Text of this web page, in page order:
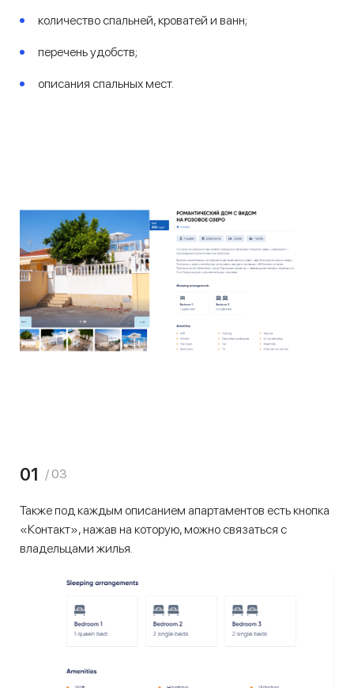
количество спальней, кроватей и ванн;
перечень удобств;
описания спальных мест.
01 / 03
Также под каждым описанием апартаментов есть кнопка
«Контакт», нажав на которую, можно связаться с
владельцами жилья.